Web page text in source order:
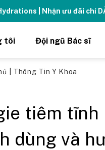
| Nhận ưu đãi chỉ
tôi Đội ngũ Bác sĩ
Thông Tin Y Khoa
tiêm tĩnh
dùng và